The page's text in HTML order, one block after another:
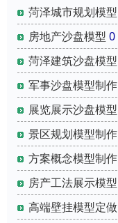
菏泽城市规划模型
房地产沙盘模型 0
菏泽建筑沙盘模型
军事沙盘模型制作
展览展示沙盘模型
景区规划模型制作
方案概念模型制作
房产工法展示模型
高端壁挂模型定做